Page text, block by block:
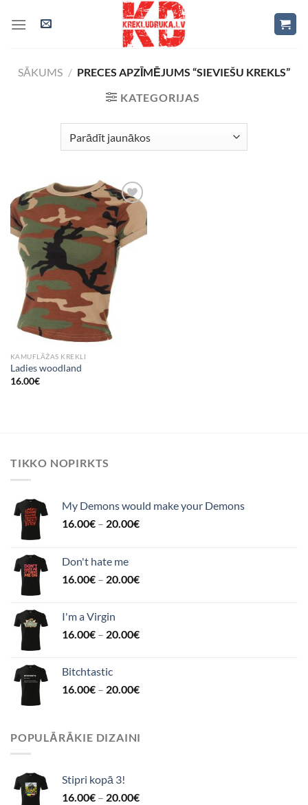
SĀKUMS / PRECES APZĪMĒJUMS “SIEVIEŠU KREKLS”
KATEGORIJAS
Add to
Wishlist
KAMUFLĀŽAS KREKLI
Ladies woodland
16.00€
TIKKO NOPIRKTS
My Demons would make your Demons
16.00€ – 20.00€
Don't hate me
16.00€ – 20.00€
I'm a Virgin
16.00€ – 20.00€
Bitchtastic
16.00€ – 20.00€
POPULĀRĀKIE DIZAINI
Stipri kopā 3!
16.00€ – 20.00€